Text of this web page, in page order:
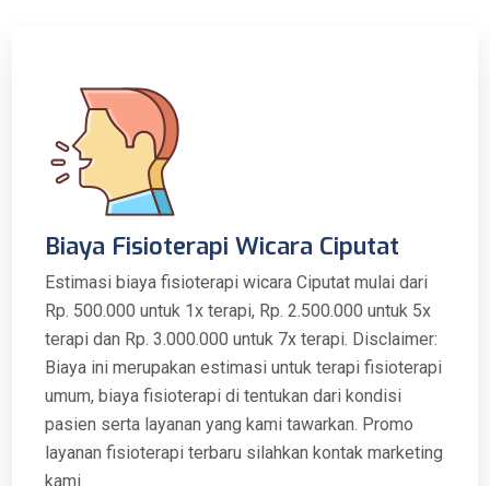
Biaya Fisioterapi Wicara Ciputat
Estimasi biaya fisioterapi wicara Ciputat mulai dari
Rp. 500.000 untuk 1x terapi, Rp. 2.500.000 untuk 5x
terapi dan Rp. 3.000.000 untuk 7x terapi. Disclaimer:
Biaya ini merupakan estimasi untuk terapi fisioterapi
umum, biaya fisioterapi di tentukan dari kondisi
pasien serta layanan yang kami tawarkan. Promo
layanan fisioterapi terbaru silahkan kontak marketing
kami.